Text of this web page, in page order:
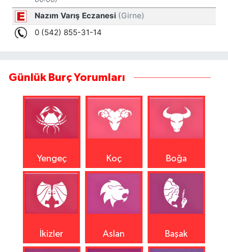
Günlük Burç Yorumları
Yengeç Koç Boğa
İkizler Aslan Başak